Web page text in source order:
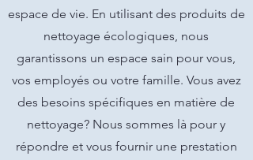
espace de vie. En utilisant des produits de
nettoyage écologiques, nous
garantissons un espace sain pour vous,
vos employés ou votre famille. Vous avez
des besoins spécifiques en matière de
nettoyage? Nous sommes là pour y
répondre et vous fournir une prestation